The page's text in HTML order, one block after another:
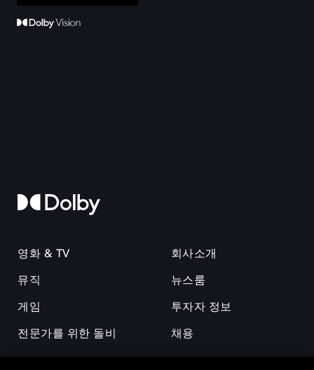
영화 & TV
뮤직
게임
전문가를 위한 돌비
회사소개
뉴스룸
투자자 정보
채용